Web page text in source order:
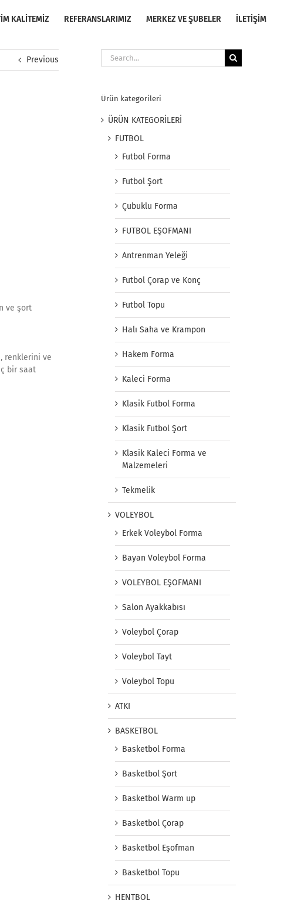
KALİTEMİZ REFERANSLARIMIZ MERKEZ VE ŞUBELER İLETİŞİM
Previous
ve şort
renklerini ve
bir saat
Search
for:
Ürün kategorileri
ÜRÜN KATEGORİLERİ
FUTBOL
Futbol Forma
Futbol Şort
Çubuklu Forma
FUTBOL EŞOFMANI
Antrenman Yeleği
Futbol Çorap ve Konç
Futbol Topu
Halı Saha ve Krampon
Hakem Forma
Kaleci Forma
Klasik Futbol Forma
Klasik Futbol Şort
Klasik Kaleci Forma ve
Malzemeleri
Tekmelik
VOLEYBOL
Erkek Voleybol Forma
Bayan Voleybol Forma
VOLEYBOL EŞOFMANI
Salon Ayakkabısı
Voleybol Çorap
Voleybol Tayt
Voleybol Topu
ATKI
BASKETBOL
Basketbol Forma
Basketbol Şort
Basketbol Warm up
Basketbol Çorap
Basketbol Eşofman
Basketbol Topu
HENTBOL